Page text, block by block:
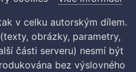
v celku autorským dílem.
obrázky, parametry,
části serveru) nesmí být
bez výslovného